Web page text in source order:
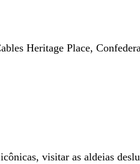
Heritage Place,
visitar as aldeias